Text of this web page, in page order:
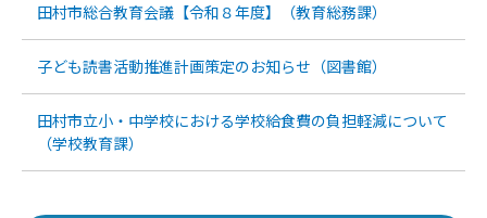
田村市総合教育会議【令和８年度】（教育総務課）
子ども読書活動推進計画策定のお知らせ（図書館）
田村市立小・中学校における学校給食費の負担軽減について
（学校教育課）